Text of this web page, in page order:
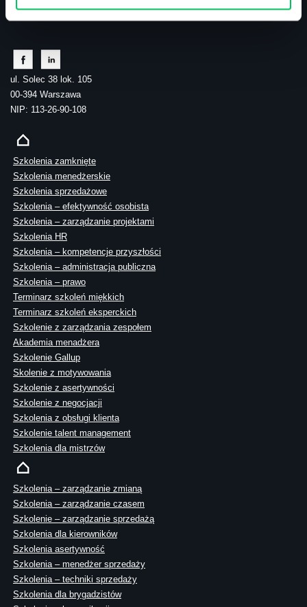
tel.: 505 273 550
ul. Solec 38 lok. 105
00-394 Warszawa
NIP: 113-26-90-108
Szkolenia zamknięte
Szkolenia menedżerskie
Szkolenia sprzedażowe
Szkolenia – efektywność osobista
Szkolenia – zarządzanie projektami
Szkolenia HR
Szkolenia – kompetencje przyszłości
Szkolenia – administracja publiczna
Szkolenia – prawo
Terminarz szkoleń miękkich
Terminarz szkoleń eksperckich
Szkolenie z zarządzania zespołem
Akademia menadżera
Szkolenie Gallup
Skolenie z motywowania
Szkolenie z asertywności
Szkolenie z negocjacji
Szkolenia z obsługi klienta
Szkolenie talent management
Szkolenia dla mistrzów
Szkolenia – zarządzanie zmianą
Szkolenia – zarządzanie czasem
Szkolenie – zarządzanie sprzedażą
Szkolenia dla kierowników
Szkolenia asertywność
Szkolenia – menedżer sprzedaży
Szkolenia – techniki sprzedaży
Szkolenia dla brygadzistów